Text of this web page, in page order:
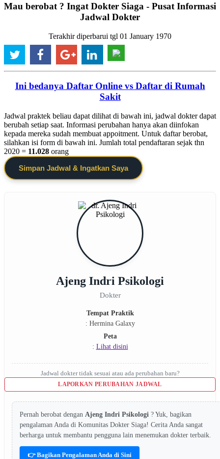
Mau berobat ? Ingat Dokter Siaga - Pusat Informasi
Jadwal Dokter
Terakhir diperbarui tgl 01 January 1970
Ini bedanya Daftar Online vs Daftar di Rumah
Sakit
Jadwal praktek beliau dapat dilihat di bawah ini, jadwal dokter dapat
berubah setiap saat. Informasi perubahan hanya akan diinfokan
kepada mereka sudah membuat appoitment. Untuk daftar berobat,
silahkan isi form di bawah ini. Jumlah total pendaftaran sejak thn
2020 = 11.028 orang
Simpan Jadwal & Ingatkan Saya
Ajeng Indri Psikologi
Dokter
Tempat Praktik
: Hermina Galaxy
Peta
: Lihat disini
Jadwal dokter tidak sesuai atau ada perubahan baru?
LAPORKAN PERUBAHAN JADWAL
Pernah berobat dengan Ajeng Indri Psikologi ? Yuk, bagikan
pengalaman Anda di Komunitas Dokter Siaga! Cerita Anda sangat
berharga untuk membantu pengguna lain menemukan dokter terbaik.
👉 Bagikan Pengalaman Anda di Sini